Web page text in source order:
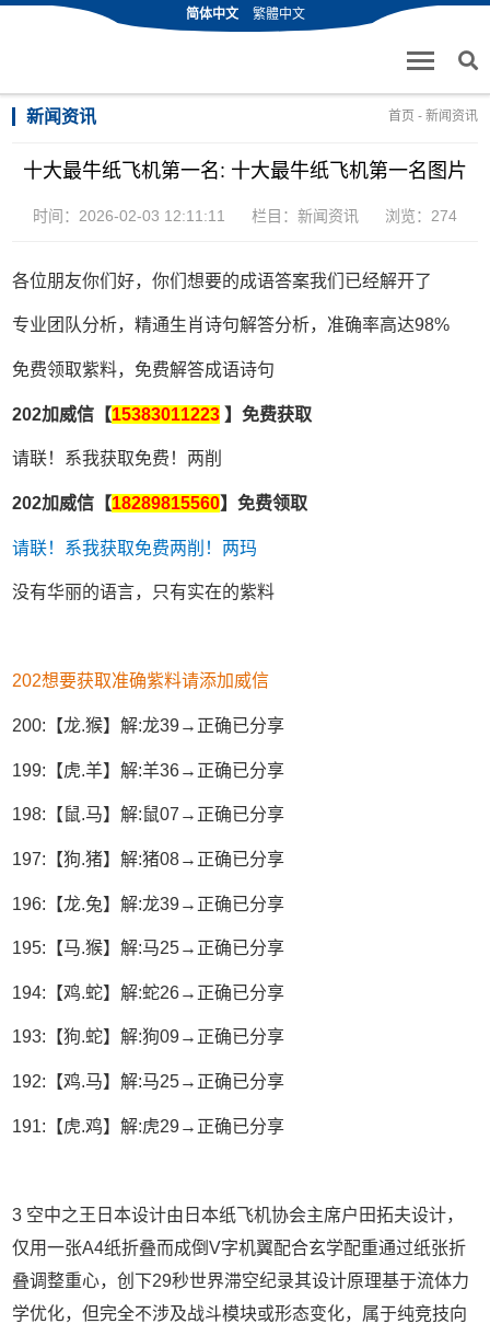
简体中文 繁體中文
新闻资讯 首页 - 新闻资讯
十大最牛纸飞机第一名: 十大最牛纸飞机第一名图片
时间：2026-02-03 12:11:11 栏目： 新闻资讯 浏览：274
各位朋友你们好，你们想要的成语答案我们已经解开了
专业团队分析，精通生肖诗句解答分析，准确率高达98%
免费领取紫料，免费解答成语诗句
202加威信【15383011223 】免费获取
请联！系我获取免费！两削
202加威信【18289815560】免费领取
请联！系我获取免费两削！两玛
没有华丽的语言，只有实在的紫料
202想要获取准确紫料请添加威信
200:【龙.猴】解:龙39→正确已分享
199:【虎.羊】解:羊36→正确已分享
198:【鼠.马】解:鼠07→正确已分享
197:【狗.猪】解:猪08→正确已分享
196:【龙.兔】解:龙39→正确已分享
195:【马.猴】解:马25→正确已分享
194:【鸡.蛇】解:蛇26→正确已分享
193:【狗.蛇】解:狗09→正确已分享
192:【鸡.马】解:马25→正确已分享
191:【虎.鸡】解:虎29→正确已分享
3 空中之王日本设计由日本纸飞机协会主席户田拓夫设计，
仅用一张A4纸折叠而成倒V字机翼配合玄学配重通过纸张折
叠调整重心，创下29秒世界滞空纪录其设计原理基于流体力
学优化，但完全不涉及战斗模块或形态变化，属于纯竞技向